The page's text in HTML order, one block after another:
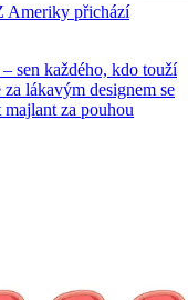
Ameriky přichází
sen každého, kdo touží
lákavým designem se
za pouhou